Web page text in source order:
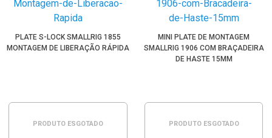
PLATE S-LOCK SMALLRIG 1855
MONTAGEM DE LIBERAÇÃO RÁPIDA
PRODUTO ESGOTADO
MINI PLATE DE MONTAGEM
SMALLRIG 1906 COM BRAÇADEIRA
DE HASTE 15MM
PRODUTO ESGOTADO